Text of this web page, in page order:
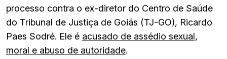
processo contra o ex-diretor do Centro de Saúde
do Tribunal de Justiça de Goiás (TJ-GO), Ricardo
Paes Sodré. Ele é acusado de assédio sexual,
moral e abuso de autoridade.